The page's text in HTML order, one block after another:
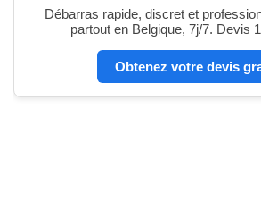
Débarras rapide, discret et
partout en Belgique, 7j/7. Devis
Obtenez votre devis